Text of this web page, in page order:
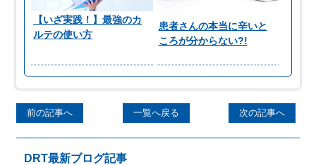
【いざ実践！】最強のカ
ルテの使い方
患者さんの本当に辛いと
ころが分からない?!
前の記事へ 一覧へ戻る 次の記事へ
DRT最新ブログ記事